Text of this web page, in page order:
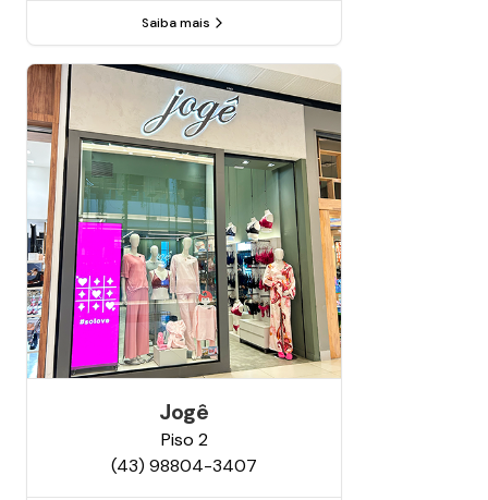
Saiba mais
Jogê
Piso 2
(43) 98804-3407